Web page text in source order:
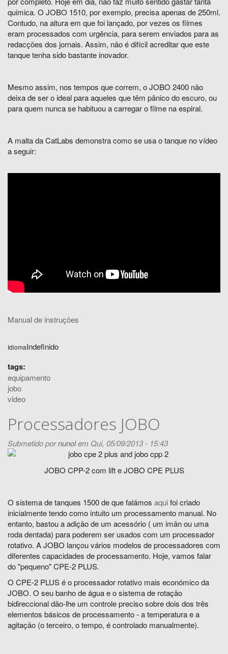
quimica. O JOBO 1510, por exemplo, precisa apenas de 250ml.
Contudo, na altura em que foi lançado, por vezes os filmes
eram processados com urgência, para serem enviados para as
redacções dos jornais. Assim, não é difícil acreditar que este
tanque tenha sido bastante inovador.
Mesmo assim, nos tempos que correm, o JOBO 2400 não
deixa de ser o ideal para aqueles que têm pânico do escuro, ou
para quem nunca se habituou a carregar o filme na espiral.
A malta da CatLabs demonstra como se usa o tanque no vídeo
a seguir:
Manual de instruções
IdiomaIndefinido
tags:
equipamento
jobo
video
Processadores JOBO
Submetido pornunolem Qui, 05/09/2013 - 15:43
JOBO CPP-2 com lift e JOBO CPE PLUS
O sistema de tanques 1500 de que falámos aquifoi criado
inicialmente tendo como intuito um processamento manual. No
entanto, bastou a adição de um acessório ( um imãn ou uma
roda dentada) para poderem ser usados com um processador
rotativo. A JOBO lançou vários modelos de processadores com
diferentes capacidades de processamento. Hoje, vamos falar
do "pequeno" CPE-2 PLUS.
O CPE-2 PLUS é o processador rotativo mais económico da
JOBO. O seu banho de água e o sistema de rotação
bidireccional dão-lhe um controle preciso sobre dois dos três
elementos básicos de processamento - a temperatura e a
agitação (o terceiro, o tempo, é controlado manualmente).